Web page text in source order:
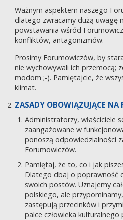
Ważnym aspektem naszego
dlatego zwracamy dużą uwagę
powstawania wśród
konfliktów, antagonizmów.
Prosimy Forumowiczów, by
nie wychowywali ich przemocą;
modom ;-). Pamiętajcie, że
klimat.
ZASADY OBOWIĄZUJĄCE NA
Administratorzy, właściciele
zaangażowane w
ponoszą odpowiedzialności
Forumowiczów.
Pamiętaj, że to, co i jak
Dlatego dbaj o poprawność
swoich postów. Uznajemy
polskiego, ale
zastępują przecinków i
palce człowieka